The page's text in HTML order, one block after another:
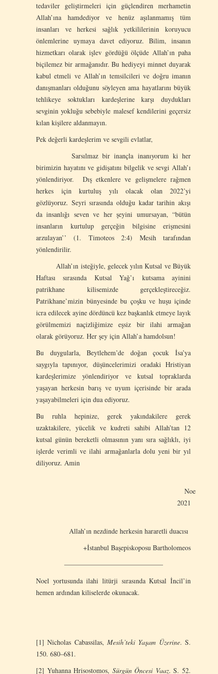
tedaviler geliştirmeleri için güçlendiren merhametin
Allah’ına hamdediyor ve henüz aşılanmamış tüm
insanları ve herkesi sağlık yetkililerinin koruyucu
önlemlerine uymaya davet ediyoruz. Bilim, insanın
hizmetkarı olarak işlev gördüğü ölçüde Allah’ın paha
biçilemez bir armağanıdır. Bu hediyeyi minnet duyarak
kabul etmeli ve Allah’ın temsilcileri ve doğru imanın
danışmanları olduğunu söyleyen ama hayatlarını büyük
tehlikeye soktukları kardeşlerine karşı duydukları
sevginin yokluğu sebebiyle malesef kendilerini geçersiz
kılan kişilere aldanmayın.
Pek değerli kardeşlerim ve sevgili evlatlar,
Sarsılmaz bir inançla inanıyorum ki her
birimizin hayatını ve gidişatını bilgelik ve sevgi Allah’ı
yönlendiriyor. Dış etkenlere ve gelişmelere rağmen
herkes için kurtuluş yılı olacak olan 2022’yi
gözlüyoruz. Seyri sırasında olduğu kadar tarihin akışı
da insanlığı seven ve her şeyini umursayan, “bütün
insanların kurtulup gerçeğin bilgisine erişmesini
arzulayan’’ (1. Timoteos 2:4) Mesih tarafından
yönlendirilir.
Allah’ın isteğiyle, gelecek yılın Kutsal ve Büyük
Haftası sırasında Kutsal Yağ’ı kutsama ayinini
patrikhane kilisemizde gerçekleştireceğiz.
Patrikhane’mizin bünyesinde bu çoşku ve huşu içinde
icra edilecek ayine dördüncü kez başkanlık etmeye layık
görülmemizi naçizliğimize eşsiz bir ilahi armağan
olarak görüyoruz. Her şey için Allah’a hamdolsun!
Bu duygularla, Beytlehem’de doğan çocuk İsa’ya
saygıyla tapınıyor, düşüncelerimizi oradaki Hristiyan
kardeşlerimize yönlendiriyor ve kutsal topraklarda
yaşayan herkesin barış ve uyum içerisinde bir arada
yaşayabilmeleri için dua ediyoruz.
Bu ruhla hepinize, gerek yakındakilere gerek
uzaktakilere, yücelik ve kudreti sahibi Allah’tan 12
kutsal günün bereketli olmasının yanı sıra sağlıklı, iyi
işlerde verimli ve ilahi armağanlarla dolu yeni bir yıl
diliyoruz. Amin
Noel
2021
Allah’ın nezdinde herkesin hararetli duacısı
+İstanbul Başepiskoposu Bartholomeos
——————————————–
Noel yortusunda ilahi litürji sırasında Kutsal İncil’in
hemen ardından kiliselerde okunacak.
[1] Nicholas Cabassilas, Mesih’teki Yaşam Üzerine. S.
150. 680–681.
[2] Yuhanna Hrisostomos, Sürgün Öncesi Vaaz. S. 52.